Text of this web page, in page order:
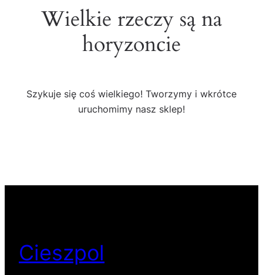
Wielkie rzeczy są na
horyzoncie
Szykuje się coś wielkiego! Tworzymy i wkrótce
uruchomimy nasz sklep!
Cieszpol